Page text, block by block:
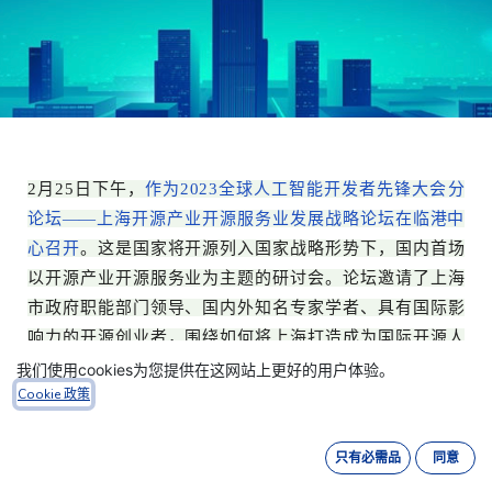
2月25日下午， 作为2023全球人工智能开发者先锋大会分
论坛——上海开源产业开源服务业发展战略论坛在临港中
心召开。这是国家将开源列入国家战略形势下，国内首场
以开源产业开源服务业为主题的研讨会。论坛邀请了上海
市政府职能部门领导、国内外知名专家学者、具有国际影
响力的开源创业者，围绕如何将上海打造成为国际开源人
才高地、开源产业国际引领、开放服务业高度发达、开源
营商环境最优城市进行专题研讨。本次论坛由上海市经信
息技术协会、上海对外经贸大学、上海市人工智能行业协
我们使用cookies为您提供在这网站上更好的用户体验。
Cookie 政策
只有必需品 同意